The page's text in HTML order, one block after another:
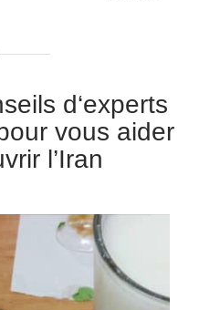
d‘experts
vous aider
l’Iran